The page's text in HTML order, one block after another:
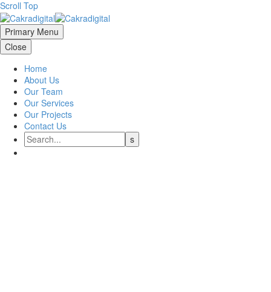
Scroll Top
Primary Menu
Close
Home
About Us
Our Team
Our Services
Our Projects
Contact Us